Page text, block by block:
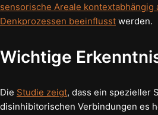
sensorische Areale
Denkprozessen beeinflusst werden.
Wichtige
Die Studie zeigt, dass ein spezieller
disinhibitorischen Verbindungen es